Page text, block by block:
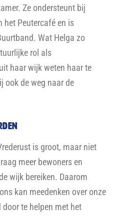
Ze ondersteunt bij
het Peutercafé en is
Wat Helga zo
rol als
haar wijk weten haar te
ook de weg naar de
is groot, maar niet
meer bewoners en
wijk bereiken. Daarom
kan meedenken over onze
te helpen met het